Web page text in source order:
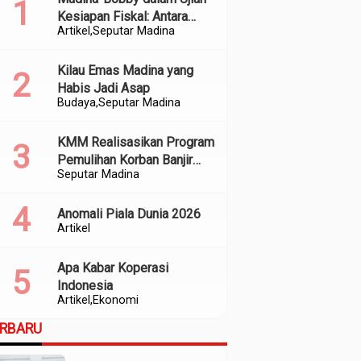
Artikel Seputar Madina
Kesiapan Fiskal: Antara
Kedekatan Politik dan
BudayaSeputar Madina
Kilau Emas Madina yang
Habis Jadi Asap
Seputar Madina
KMM Realisasikan Program
Pemulihan Korban Banjir
dan Longsor di Kabupaten
Artikel
Anomali Piala Dunia 2026
Artikel Ekonomi
Apa Kabar Koperasi
Indonesia